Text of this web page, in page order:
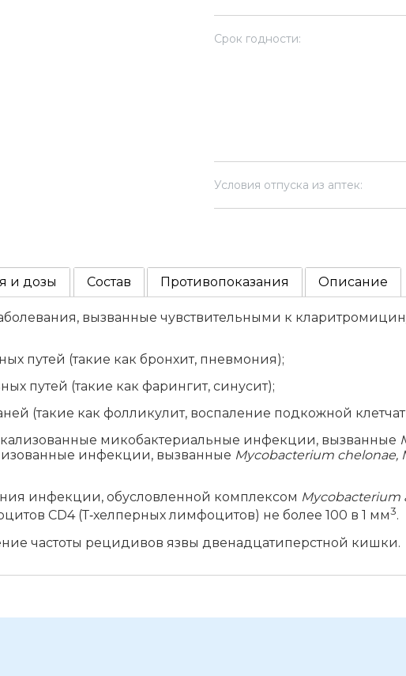
Срок годности:
Условия отпуска из аптек:
и дозы Состав Противопоказания Описание
вызванные чувствительными к
(такие как бронхит, пневмония);
путей (такие как фарингит, синусит);
(такие как фолликулит, воспаление подкожной
микобактериальные инфекции, вызванные
инфекции, вызванные Mycobacterium
инфекции, обусловленной комплексом Mycobacterium
CD4 (Т‑хелперных лимфоцитов) не более 100 в 1 мм3.
частоты рецидивов язвы двенадцатиперстной кишки.